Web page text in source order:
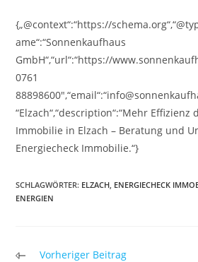
{„@context“:“https://
ame“:“Sonnenkaufhaus
GmbH“,“url“:“https://
0761
“Elzach“,“description“:“Mehr
Immobilie in Elzach – Beratung und
Energiecheck Immobilie.“}
SCHLAGWÖRTER: ELZACH, ENERGIECHECK
ENERGIEN
WeitereVorheriger Beitrag